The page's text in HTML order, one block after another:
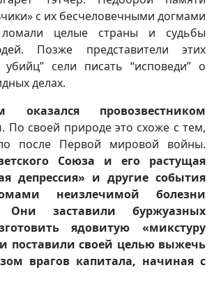
с их бесчеловечными догмами
целые страны и судьбы
Позже представители этих
убийц” сели писать “исповеди” о
делах.
оказался провозвестником
. По своей природе это схоже с тем,
после Первой мировой войны.
Союза и его растущая
депрессия» и другие события
неизлечимой болезни
Они заставили буржуазных
ядовитую «микстуру
поставили своей целью выжечь
врагов капитала, начиная с